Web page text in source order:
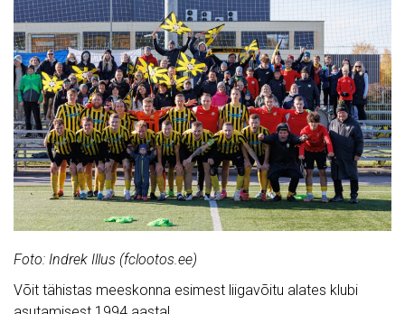
Foto: Indrek Illus (fclootos.ee)
Võit tähistas meeskonna esimest liigavõitu alates klubi